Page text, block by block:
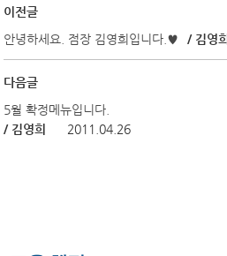
이전글
안녕하세요. 점장 김영희입니다.♥
/ 김영희
다음글
5월 확정메뉴입니다.
/ 김영희
2011.04.26